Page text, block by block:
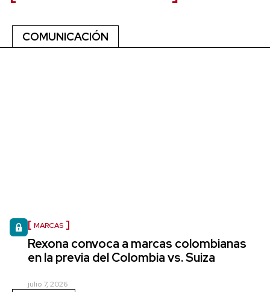
COMUNICACIÓN
MARCAS
Rexona convoca a marcas colombianas
en la previa del Colombia vs. Suiza
julio 7, 2026